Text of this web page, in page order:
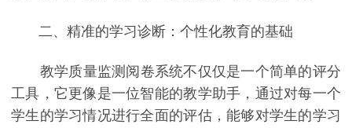
二、精准的学习诊断：个性化教育的基础
教学质量监测阅卷系统不仅仅是一个简单的评分
工具，它更像是一位智能的教学助手，通过对每一个
学生的学习情况进行全面的评估，能够对学生的学习